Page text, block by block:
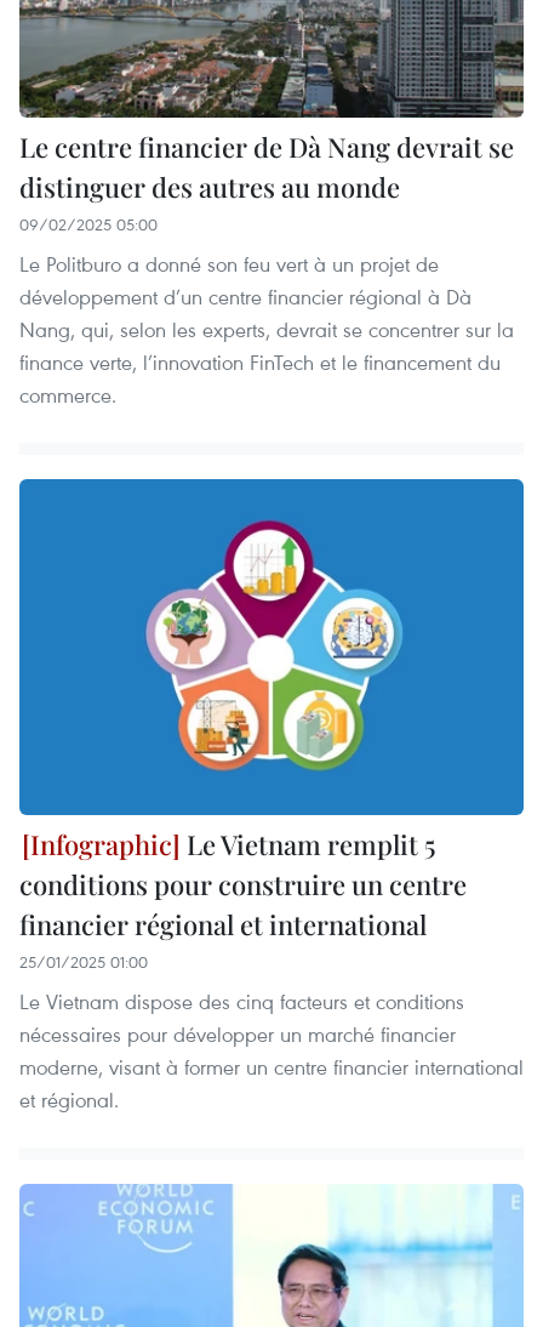
Le centre financier de Dà Nang devrait se
distinguer des autres au monde
09/02/2025 05:00
Le Politburo a donné son feu vert à un projet de
développement d’un centre financier régional à Dà
Nang, qui, selon les experts, devrait se concentrer sur la
finance verte, l’innovation FinTech et le financement du
commerce.
Le Vietnam remplit 5
conditions pour construire un centre
financier régional et international
25/01/2025 01:00
Le Vietnam dispose des cinq facteurs et conditions
nécessaires pour développer un marché financier
moderne, visant à former un centre financier international
et régional.